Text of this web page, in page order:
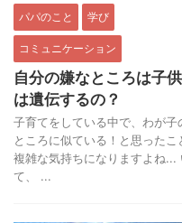
パパのこと 学び
コミュニケーション
自分の嫌なところは子
は遺伝するの？
子育てをしている中で、わが
ところに似ている！と思った
複雑な気持ちになりますよね...
て、 ...